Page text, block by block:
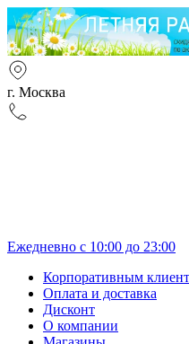
г. Москва
Ежедневно с 10:00 до 23:00
Корпоративным
Оплата и доставка
Дисконт
О компании